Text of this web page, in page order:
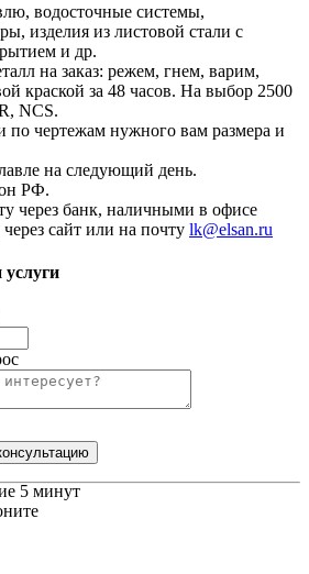
водосточные системы,
изделия из листовой стали с
и др.
на заказ: режем, гнем, варим,
краской за 48 часов. На выбор 2500
NCS.
по чертежам нужного вам размера и
на следующий день.
РФ.
через банк, наличными в офисе
сайт или на почту lk@elsan.ru
услуги
5 минут